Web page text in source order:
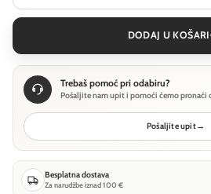
DODAJ U
Trebaš pomoć pri odabiru?
Pošaljite nam upit i pomoći ćemo pronaći
Pošaljite upit→
Besplatna dostava
Za narudžbe iznad 100 €